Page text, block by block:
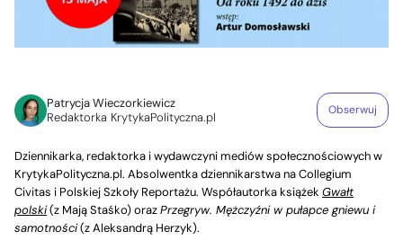
Patrycja Wieczorkiewicz
Redaktorka KrytykaPolityczna.pl
Obserwuj
Dziennikarka, redaktorka i wydawczyni mediów społecznościowych w
KrytykaPolityczna.pl. Absolwentka dziennikarstwa na Collegium
Civitas i Polskiej Szkoły Reportażu. Współautorka książek Gwałt
polski(z Mają Staśko) orazPrzegryw. Mężczyźni w pułapce gniewu i
samotności(z Aleksandrą Herzyk).